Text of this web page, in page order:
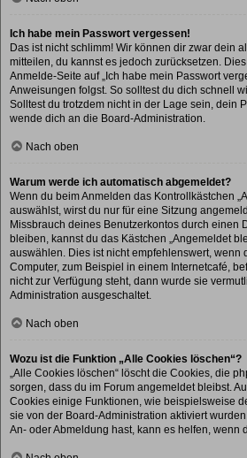
Ich habe mein Passwort vergessen!
Das ist nicht schlimm! Wir können dir zwar dein
mitteilen, du kannst es jedoch zurücksetzen.
Anmelde-Seite auf „Ich habe mein Passwort
Anweisungen folgst. So solltest du dich schnell
Solltest du trotzdem nicht in der Lage sein, dein
wende dich an die Board-Administration.
Nach oben
Warum werde ich automatisch abgemeldet?
Wenn du beim Anmelden das Kontrollkästchen
auswählst, wirst du nur für eine Sitzung
Missbrauch deines Benutzerkontos durch einen
bleiben, kannst du das Kästchen „Angemeldet
auswählen. Dies ist nicht empfehlenswert, wenn
Computer, zum Beispiel in einem Internetcafé,
nicht zur Verfügung steht, dann wurde sie
Administration ausgeschaltet.
Nach oben
Wozu ist die Funktion „Alle Cookies löschen“?
„Alle Cookies löschen“ löscht die Cookies, die
sorgen, dass du im Forum angemeldet bleibst.
Cookies einige Funktionen, wie beispielsweise
sie von der Board-Administration aktiviert
An- oder Abmeldung hast, kann es helfen, wenn